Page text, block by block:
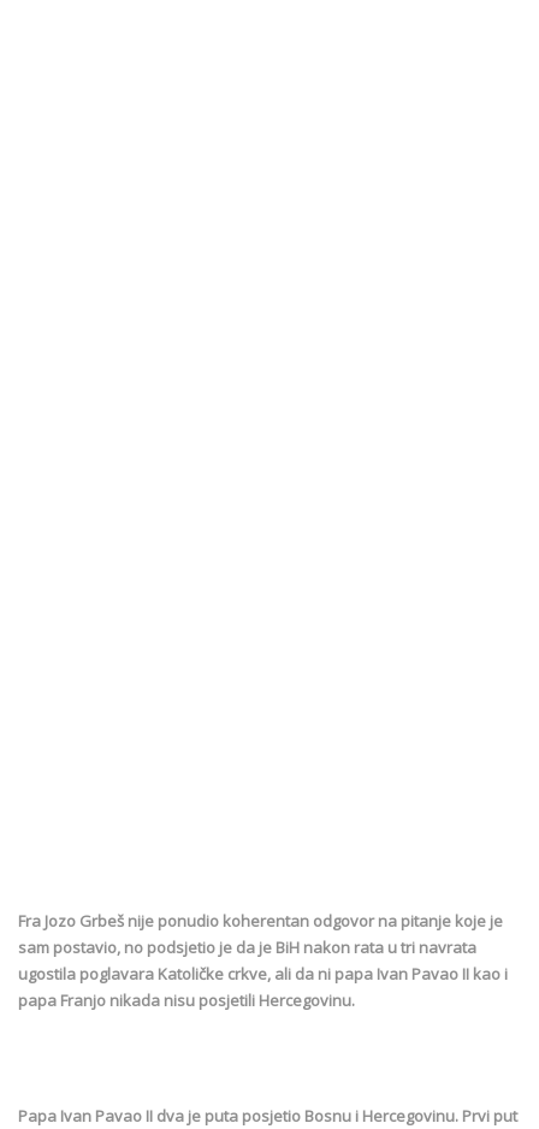
Fra Jozo Grbeš nije ponudio koherentan odgovor na pitanje koje je
sam postavio, no podsjetio je da je BiH nakon rata u tri navrata
ugostila poglavara Katoličke crkve, ali da ni papa Ivan Pavao II kao i
papa Franjo nikada nisu posjetili Hercegovinu.
Papa Ivan Pavao II dva je puta posjetio Bosnu i Hercegovinu. Prvi put